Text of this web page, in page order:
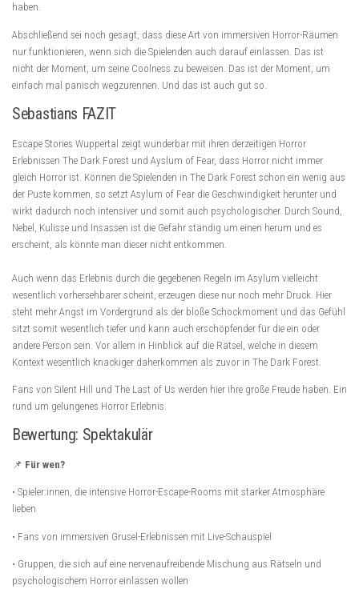
haben.
Abschließend sei noch gesagt, dass diese Art von immersiven Horror-Räumen
nur funktionieren, wenn sich die Spielenden auch darauf einlassen. Das ist
nicht der Moment, um seine Coolness zu beweisen. Das ist der Moment, um
einfach mal panisch wegzurennen. Und das ist auch gut so.
Sebastians FAZIT
Escape Stories Wuppertal zeigt wunderbar mit ihren derzeitigen Horror
Erlebnissen The Dark Forest und Ayslum of Fear, dass Horror nicht immer
gleich Horror ist. Können die Spielenden in The Dark Forest schon ein wenig aus
der Puste kommen, so setzt Asylum of Fear die Geschwindigkeit herunter und
wirkt dadurch noch intensiver und somit auch psychologischer. Durch Sound,
Nebel, Kulisse und Insassen ist die Gefahr ständig um einen herum und es
erscheint, als könnte man dieser nicht entkommen.
Auch wenn das Erlebnis durch die gegebenen Regeln im Asylum vielleicht
wesentlich vorhersehbarer scheint, erzeugen diese nur noch mehr Druck. Hier
steht mehr Angst im Vordergrund als der bloße Schockmoment und das Gefühl
sitzt somit wesentlich tiefer und kann auch erschöpfender für die ein oder
andere Person sein. Vor allem in Hinblick auf die Rätsel, welche in diesem
Kontext wesentlich knackiger daherkommen als zuvor in The Dark Forest.
Fans von Silent Hill und The Last of Us werden hier ihre große Freude haben. Ein
rund um gelungenes Horror Erlebnis.
Bewertung: Spektakulär
📌 Für wen?
• Spieler:innen, die intensive Horror-Escape-Rooms mit starker Atmosphäre
lieben
• Fans von immersiven Grusel-Erlebnissen mit Live-Schauspiel
• Gruppen, die sich auf eine nervenaufreibende Mischung aus Rätseln und
psychologischem Horror einlassen wollen